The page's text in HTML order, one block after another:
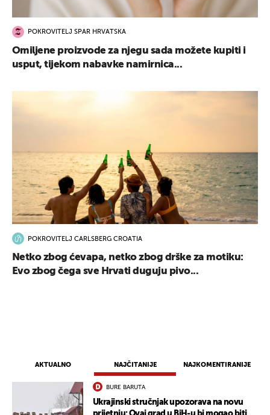
AKTUALNO NAJČITANIJE NAJKOMENTIRANIJE
BURE BARUTA
Ukrajinski stručnjak upozorava na novu
POKROVITELJ SPAR HRVATSKA
Omiljene proizvode za njegu sada možete kupiti i
usput, tijekom nabavke namirnica...
POKROVITELJ CARLSBERG CROATIA
Netko zbog ćevapa, netko zbog drške za motiku:
Evo zbog čega sve Hrvati duguju pivo...